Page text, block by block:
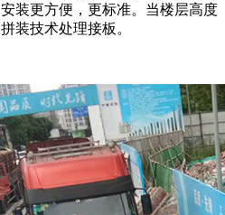
装更方便，更标准。当楼层高度
装技术处理接板。